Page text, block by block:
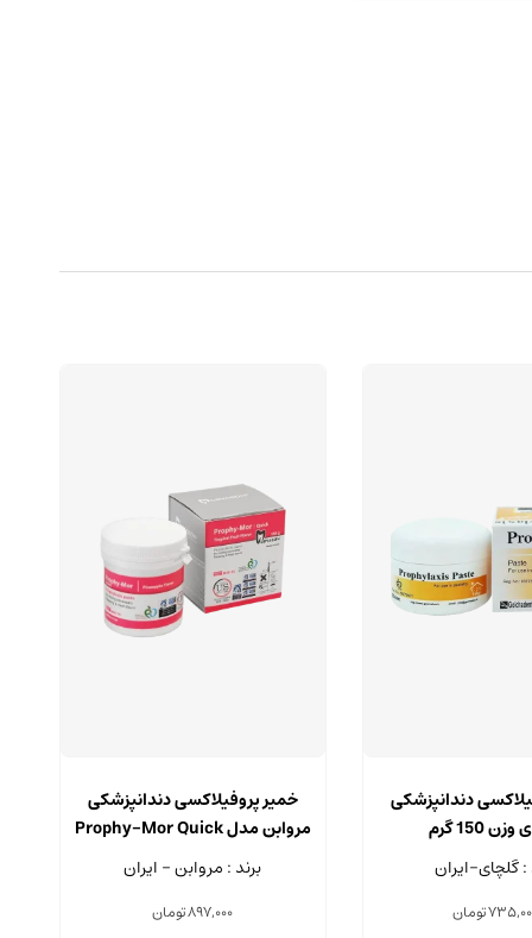
دندانپزشکی
150 گرم
: گلچای-ایران
تومان
خمیر پروفیلاکسی دندانپزشکی
مروابن مدل Prophy-Mor Quick
برند : مروابن - ایران
897,000تومان